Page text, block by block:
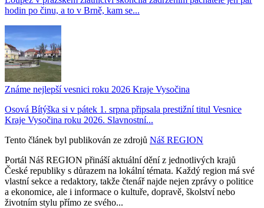
hodin po činu, a to v Brně, kam se...
Známe nejlepší vesnici roku 2026 Kraje Vysočina
Osová Bítýška si v pátek 1. srpna připsala prestižní titul Vesnice
Kraje Vysočina roku 2026. Slavnostní...
Tento článek byl publikován ze zdrojů Náš REGION
Portál Náš REGION přináší aktuální dění z jednotlivých krajů
České republiky s důrazem na lokální témata. Každý region má své
vlastní sekce a redaktory, takže čtenář najde nejen zprávy o politice
a ekonomice, ale i informace o kultuře, dopravě, školství nebo
životním stylu přímo ze svého...